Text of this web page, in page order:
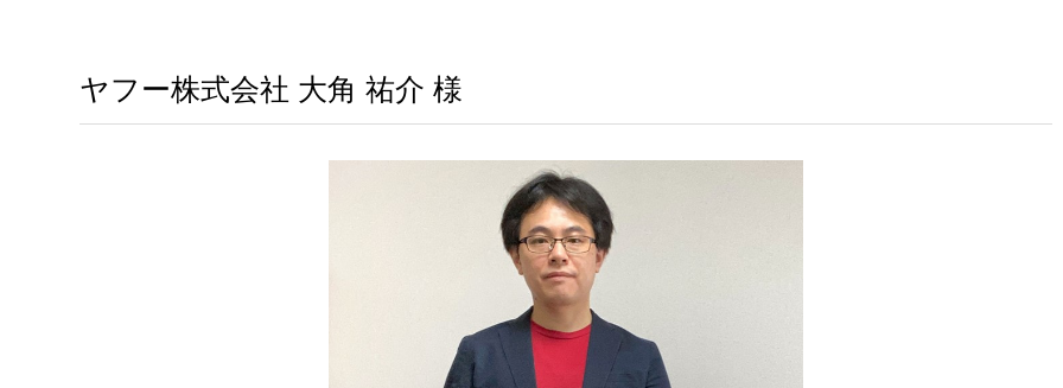
ヤフー株式会社 大角 祐介 様